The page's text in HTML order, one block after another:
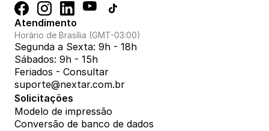
Atendimento
Horário de Brasília (GMT-03:00)
Segunda a Sexta: 9h - 18h
Sábados: 9h - 15h
Feriados - Consultar
suporte@nextar.com.br
Solicitações
Modelo de impressão
Conversão de banco de dados